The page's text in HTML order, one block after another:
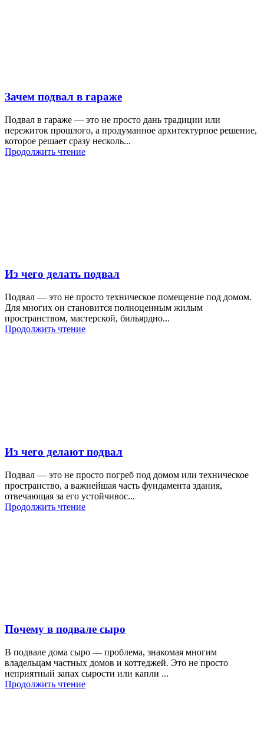
Зачем подвал в гараже
Подвал в гараже — это не просто дань традиции или
пережиток прошлого, а продуманное архитектурное решение,
которое решает сразу несколь...
Продолжить чтение
Из чего делать подвал
Подвал — это не просто техническое помещение под домом.
Для многих он становится полноценным жилым
пространством, мастерской, бильярдно...
Продолжить чтение
Из чего делают подвал
Подвал — это не просто погреб под домом или техническое
пространство, а важнейшая часть фундамента здания,
отвечающая за его устойчивос...
Продолжить чтение
Почему в подвале сыро
В подвале дома сыро — проблема, знакомая многим
владельцам частных домов и коттеджей. Это не просто
неприятный запах сырости или капли ...
Продолжить чтение